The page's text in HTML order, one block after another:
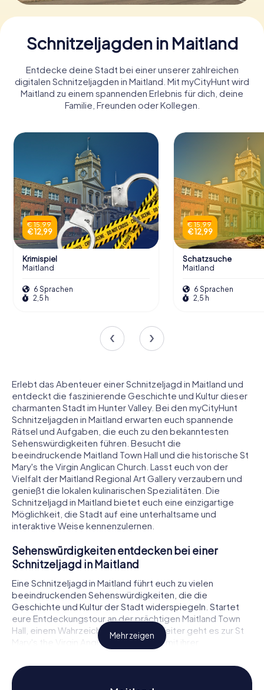
Schnitzeljagden in Maitland
Entdecke deine Stadt bei einer unserer zahlreichen
digitalen Schnitzeljagden in Maitland. Mit myCityHunt wird
Maitland zu einem spannenden Erlebnis für dich, deine
Familie, Freunden oder Kollegen.
€ 15,99
€ 12,99
Krimispiel
Maitland
6 Sprachen
2,5 h
€ 15,99
€ 12,99
Schatzsuche
Maitland
6 Sprachen
2,5 h
Erlebt das Abenteuer einer Schnitzeljagd in Maitland und
entdeckt die faszinierende Geschichte und Kultur dieser
charmanten Stadt im Hunter Valley. Bei den myCityHunt
Schnitzeljagden in Maitland erwarten euch spannende
Rätsel und Aufgaben, die euch zu den bekanntesten
Sehenswürdigkeiten führen. Besucht die
beeindruckende Maitland Town Hall und die historische St
Mary's the Virgin Anglican Church. Lasst euch von der
Vielfalt der Maitland Regional Art Gallery verzaubern und
genießt die lokalen kulinarischen Spezialitäten. Die
Schnitzeljagd in Maitland bietet euch eine einzigartige
Möglichkeit, die Stadt auf eine unterhaltsame und
interaktive Weise kennenzulernen.
Sehenswürdigkeiten entdecken bei einer
Schnitzeljagd in Maitland
Eine Schnitzeljagd in Maitland führt euch zu vielen
beeindruckenden Sehenswürdigkeiten, die die
Geschichte und Kultur der Stadt widerspiegeln. Startet
eure Entdeckungstour an der prächtigen Maitland Town
Hall, einem Wahrzeichen der Stadt. Weiter geht es zur St
Mary's the Virgin Anglican Church, die mit ihrer
Charme begeistert. Ein weiteres Highlight ist die Maitland
Regional Art Gallery, die eine vielfältige Sammlung
Mehr zeigen